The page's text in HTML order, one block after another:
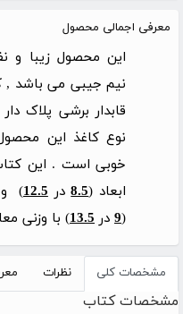
معرفی اجمالی محصول
این محصول زیبا و
نیم جیبی می باشد ,
قابدار برشی پلاک
نوع کاغذ این
خوبی است . این
ابعاد (8.5در12.5) و
(
9 در 13.5) با وزنی
مشخصات کلی نظرات
مشخصات کتاب